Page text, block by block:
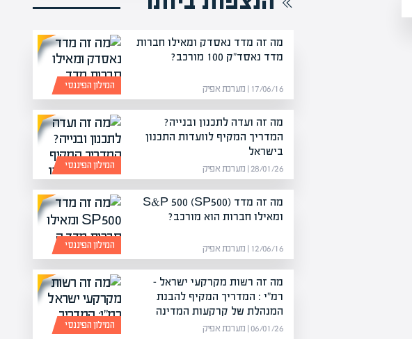
המילון הפיננסי
מה זה מדד נאסדק ומאילו חברות
מדד נאסד"ק 100 מורכב?
17/06/16 | מערכת אפיק
המילון הפיננסי
מה זה ועדה לתכנון ובנייה?
המדריך המקיף לוועדות התכנון
בישראל
28/01/26 | מערכת אפיק
המילון הפיננסי
מה זה מדד S&P 500 (SP500)
ומאילו חברות הוא מורכב?
12/06/16 | מערכת אפיק
המילון הפיננסי
מה זה רשות מקרקעי ישראל –
רמ"י : המדריך המקיף להבנת
המנהלת של קרקעות המדינה
06/01/26 | מערכת אפיק